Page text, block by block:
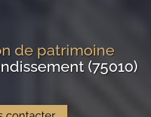
de patrimoine
(75010)